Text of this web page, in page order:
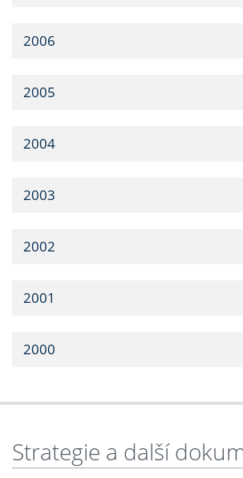
2006
2005
2004
2003
2002
2001
2000
Strategie a další